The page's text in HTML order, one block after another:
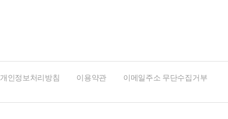
개인정보처리방침 이용약관 이메일주소 무단수집거부